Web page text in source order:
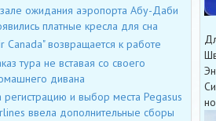
ожидания аэропорта Абу-Даби
платные кресла для сна
Canada" возвращается к работе
тура не вставая со своего
дивана
регистрацию и выбор места Pegasus
ввела дополнительные сборы